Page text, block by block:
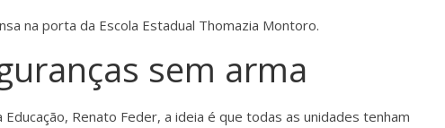
na porta da Escola Estadual Thomazia Montoro.
sem arma
Renato Feder, a ideia é que todas as unidades tenham